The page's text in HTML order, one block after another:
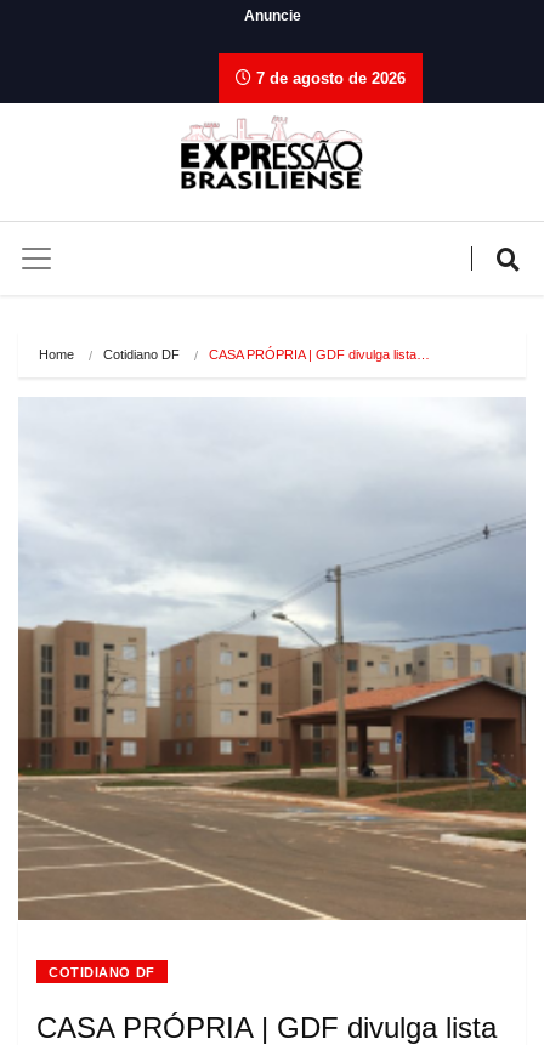
Anuncie
7 de agosto de 2026
Home Cotidiano DF CASA PRÓPRIA | GDF divulga lista…
COTIDIANO DF
CASA PRÓPRIA | GDF divulga lista